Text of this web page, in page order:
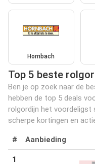
Hornbach
Top 5 beste
Ben je op zoek naar de
hebben de top 5 deals
rolgordijn het
scherpe kortingen en
# Aanbieding
1